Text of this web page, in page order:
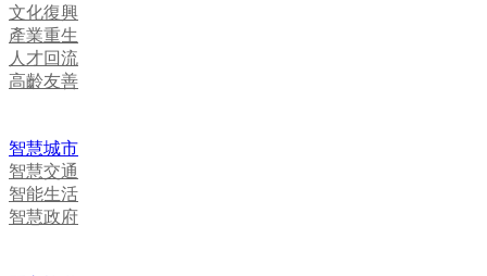
文化復興
產業重生
人才回流
高齡友善
智慧城市
智慧交通
智能生活
智慧政府